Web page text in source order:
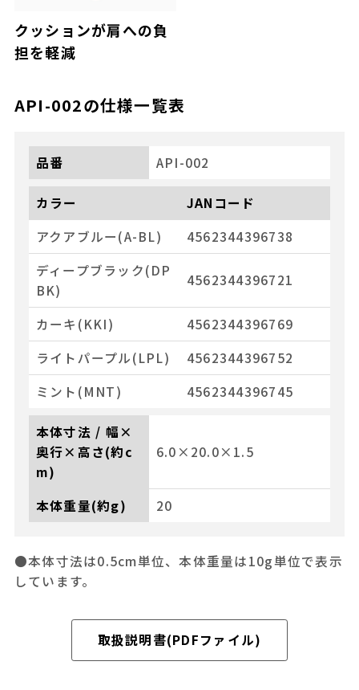
クッションが肩への負
担を軽減
API-002の仕様一覧表
品番 API-002
カラー
JANコード
アクアブルー(A-BL)
4562344396738
ディープブラック(DP
BK)
4562344396721
カーキ(KKI)
4562344396769
ライトパープル(LPL)
4562344396752
ミント(MNT)
4562344396745
本体寸法 / 幅×
奥行×高さ(約c
m)
6.0×20.0×1.5
本体重量(約g) 20
●本体寸法は0.5cm単位、本体重量は10g単位で表示
しています。
取扱説明書(PDFファイル)